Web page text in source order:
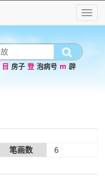
目 房子 登 泡病号 m 辟
笔画数
6